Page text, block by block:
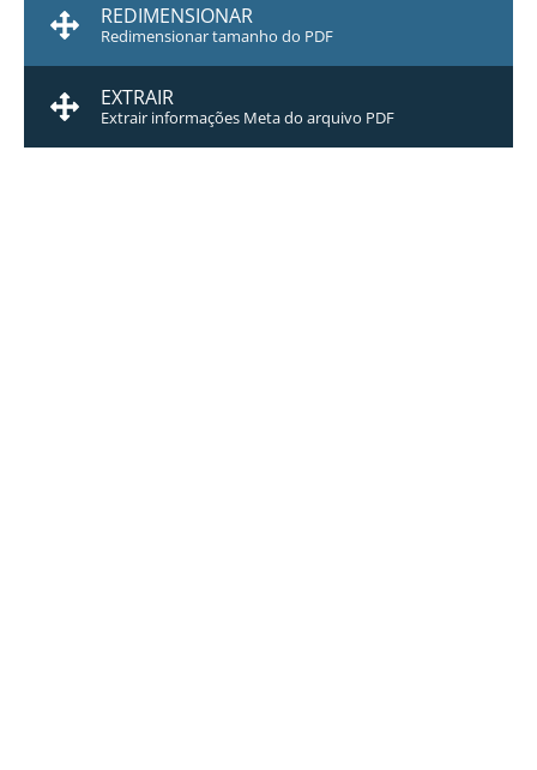
REDIMENSIONAR
Redimensionar tamanho do PDF
EXTRAIR
Extrair informações Meta do arquivo PDF